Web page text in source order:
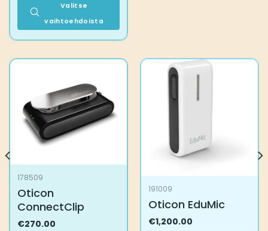
Valitse
vaihtoehdoista
on
muunnelma.
Voit
tehdä
valinnat
tuotteen
sivulla.
178509
Oticon
ConnectClip
€270.00
191009
Oticon EduMic
€1,200.00